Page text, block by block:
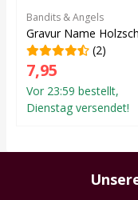
Bandits & Angels
Gravur Name
(2)
7,95
Vor 23:59 bestellt,
Dienstag versendet!